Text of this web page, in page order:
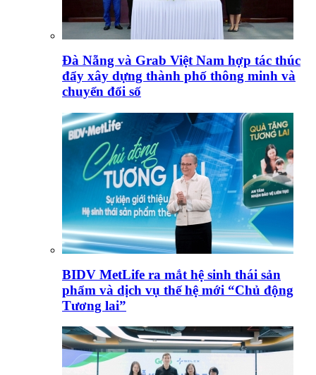
Đà Nẵng và Grab Việt Nam hợp tác thúc
đẩy xây dựng thành phố thông minh và
chuyển đổi số
BIDV MetLife ra mắt hệ sinh thái sản
phẩm và dịch vụ thế hệ mới “Chủ động
Tương lai”